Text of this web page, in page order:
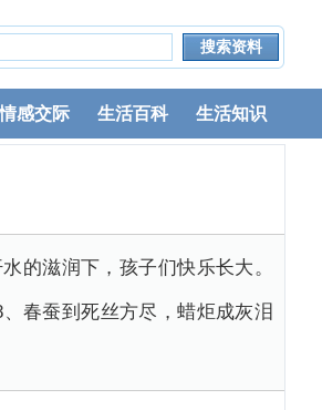
情感交际 生活百科 生活知识
的滋润下，孩子们快乐长大。
春蚕到死丝方尽，蜡炬成灰泪